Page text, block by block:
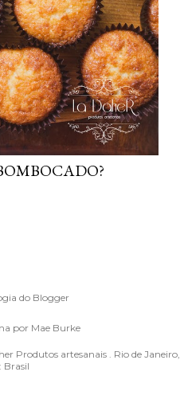
do Blogger
por Mae Burke
Produtos artesanais . Rio de Janeiro,
Brasil